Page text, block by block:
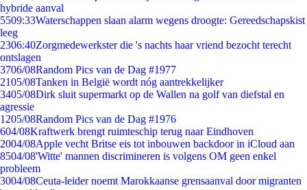
hybride aanval
5509:33Waterschappen slaan alarm wegens droogte: Gereedschapskist
leeg
2306:40Zorgmedewerkster die 's nachts haar vriend bezocht terecht
ontslagen
3706/08Random Pics van de Dag #1977
2105/08Tanken in België wordt nóg aantrekkelijker
3405/08Dirk sluit supermarkt op de Wallen na golf van diefstal en
agressie
1205/08Random Pics van de Dag #1976
604/08Kraftwerk brengt ruimteschip terug naar Eindhoven
2004/08Apple vecht Britse eis tot inbouwen backdoor in iCloud aan
8504/08'Witte' mannen discrimineren is volgens OM geen enkel
probleem
3004/08Ceuta-leider noemt Marokkaanse grensaanval door migranten